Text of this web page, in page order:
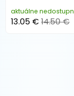
aktuálne
13.05 € 14.50 €